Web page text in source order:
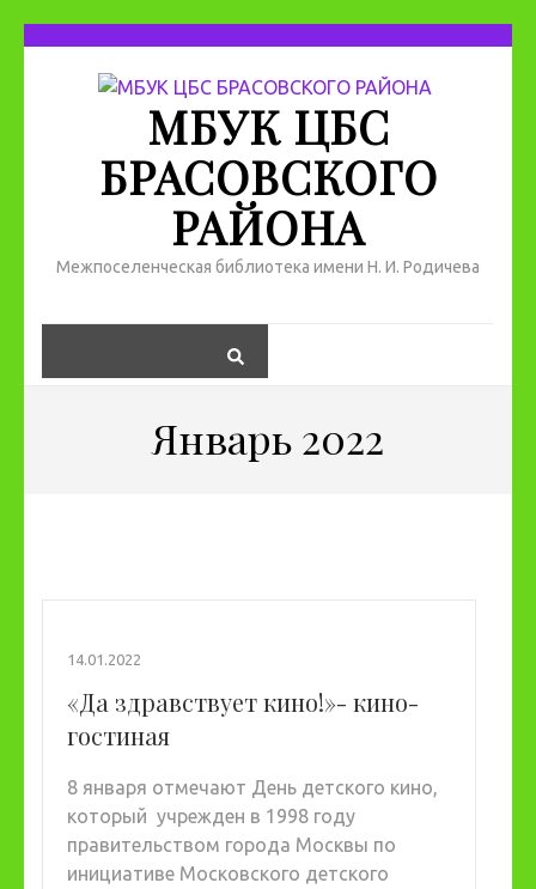
МБУК ЦБС
БРАСОВСКОГО
РАЙОНА
Межпоселенческая библиотека имени Н. И. Родичева
Январь 2022
14.01.2022
«Да здравствует кино!»- кино-
гостиная
8 января отмечают День детского кино,
который учрежден в 1998 году
правительством города Москвы по
инициативе Московского детского